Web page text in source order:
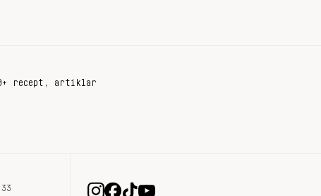
recept, artiklar
33